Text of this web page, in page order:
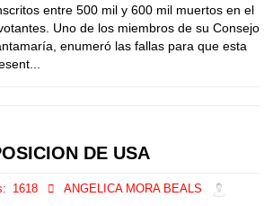
entre 500 mil y 600 mil muertos en el
Uno de los miembros de su Consejo
enumeró las fallas para que esta
DE USA
1618
ANGELICA MORA BEALS